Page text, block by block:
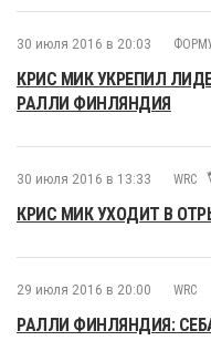
30 июля 2016 в 20:03
КРИС МИК УКРЕПИЛ
РАЛЛИ ФИНЛЯНДИЯ
30 июля 2016 в 13:33 WRC
КРИС МИК УХОДИТ В
29 июля 2016 в 20:00 WRC
РАЛЛИ ФИНЛЯНДИЯ: